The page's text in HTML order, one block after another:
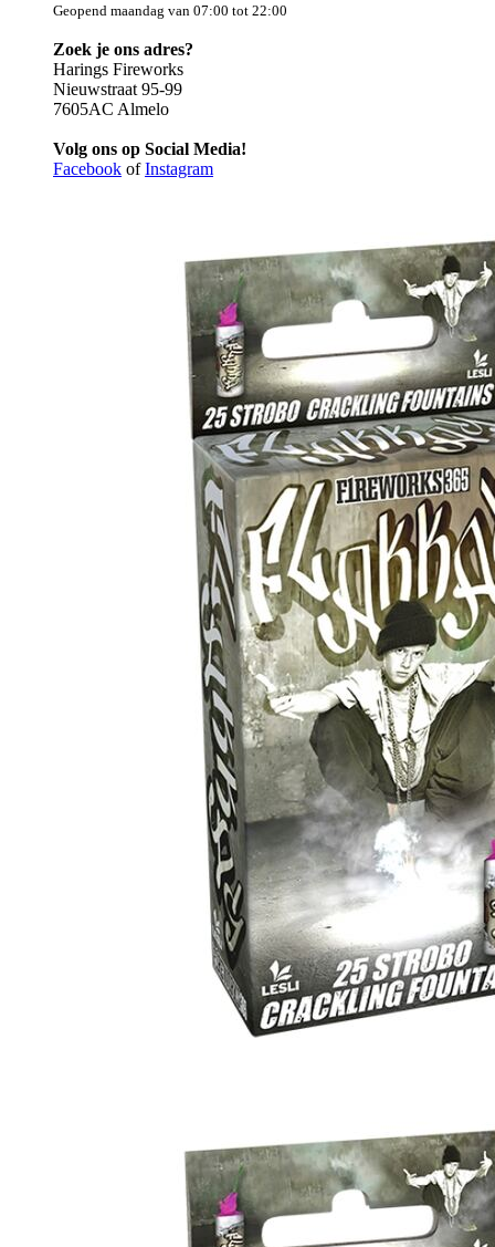
Geopend maandag van 07:00 tot 22:00
Zoek je ons adres?
Harings Fireworks
Nieuwstraat 95-99
7605AC Almelo
Volg ons op Social Media!
Facebook ofInstagram